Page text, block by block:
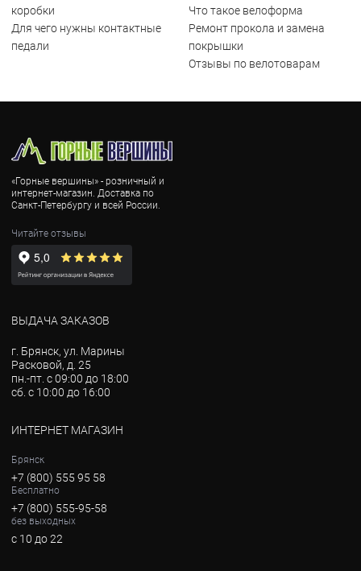
коробки
Для чего нужны контактные
педали
Что такое велоформа
Ремонт прокола и замена
покрышки
Отзывы по велотоварам
«Горные вершины» - розничный и
интернет-магазин. Доставка по
Санкт-Петербургу и всей России.
Читайте отзывы
ВЫДАЧА ЗАКАЗОВ
г. Брянск, ул. Марины
Расковой, д. 25
пн.-пт. с 09:00 до 18:00
сб. с 10:00 до 16:00
ИНТЕРНЕТ МАГАЗИН
Брянск
+7 (800) 555 95 58
Бесплатно
+7 (800) 555-95-58
без выходных
с 10 до 22